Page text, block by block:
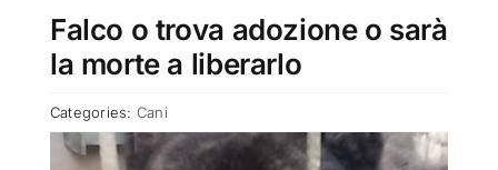
ADOTTATI O RITROVATI
Falco o trova adozione o sarà
la morte a liberarlo
Categories: Cani